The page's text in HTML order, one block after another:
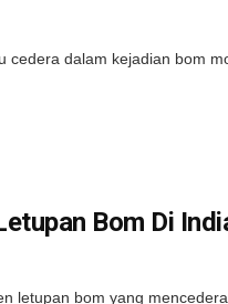
dalam kejadian bom
Bom Di
letupan bom yang